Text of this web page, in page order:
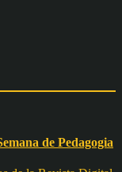
de Pedagogia